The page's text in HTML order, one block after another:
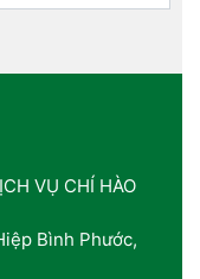
VỤ CHÍ HÀO
Bình Phước,